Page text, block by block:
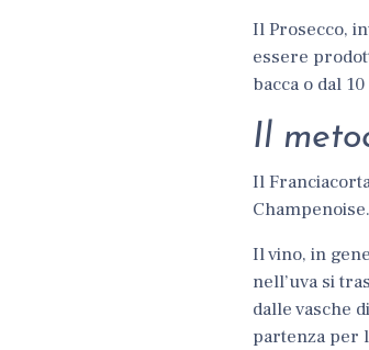
Il Prosecco,
essere
bacca o dal
Il
Il
Champenoise
Il vino, in
nell’uva si
dalle vasche
partenza per